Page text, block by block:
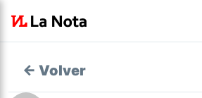
← Volver